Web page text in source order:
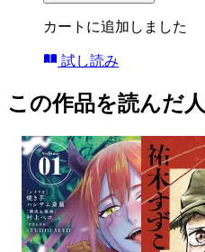
カートに追加しました
試し読み
この作品を読んだ